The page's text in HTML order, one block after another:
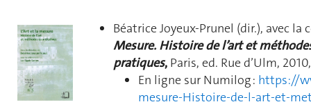
Béatrice Joyeux-Prunel (dir.), avec
Mesure. Histoire de l’art et
pratiques, Paris, ed. Rue d’Ulm,
En ligne sur Numilog : https://
mesure-Histoire-de-l-art-et-